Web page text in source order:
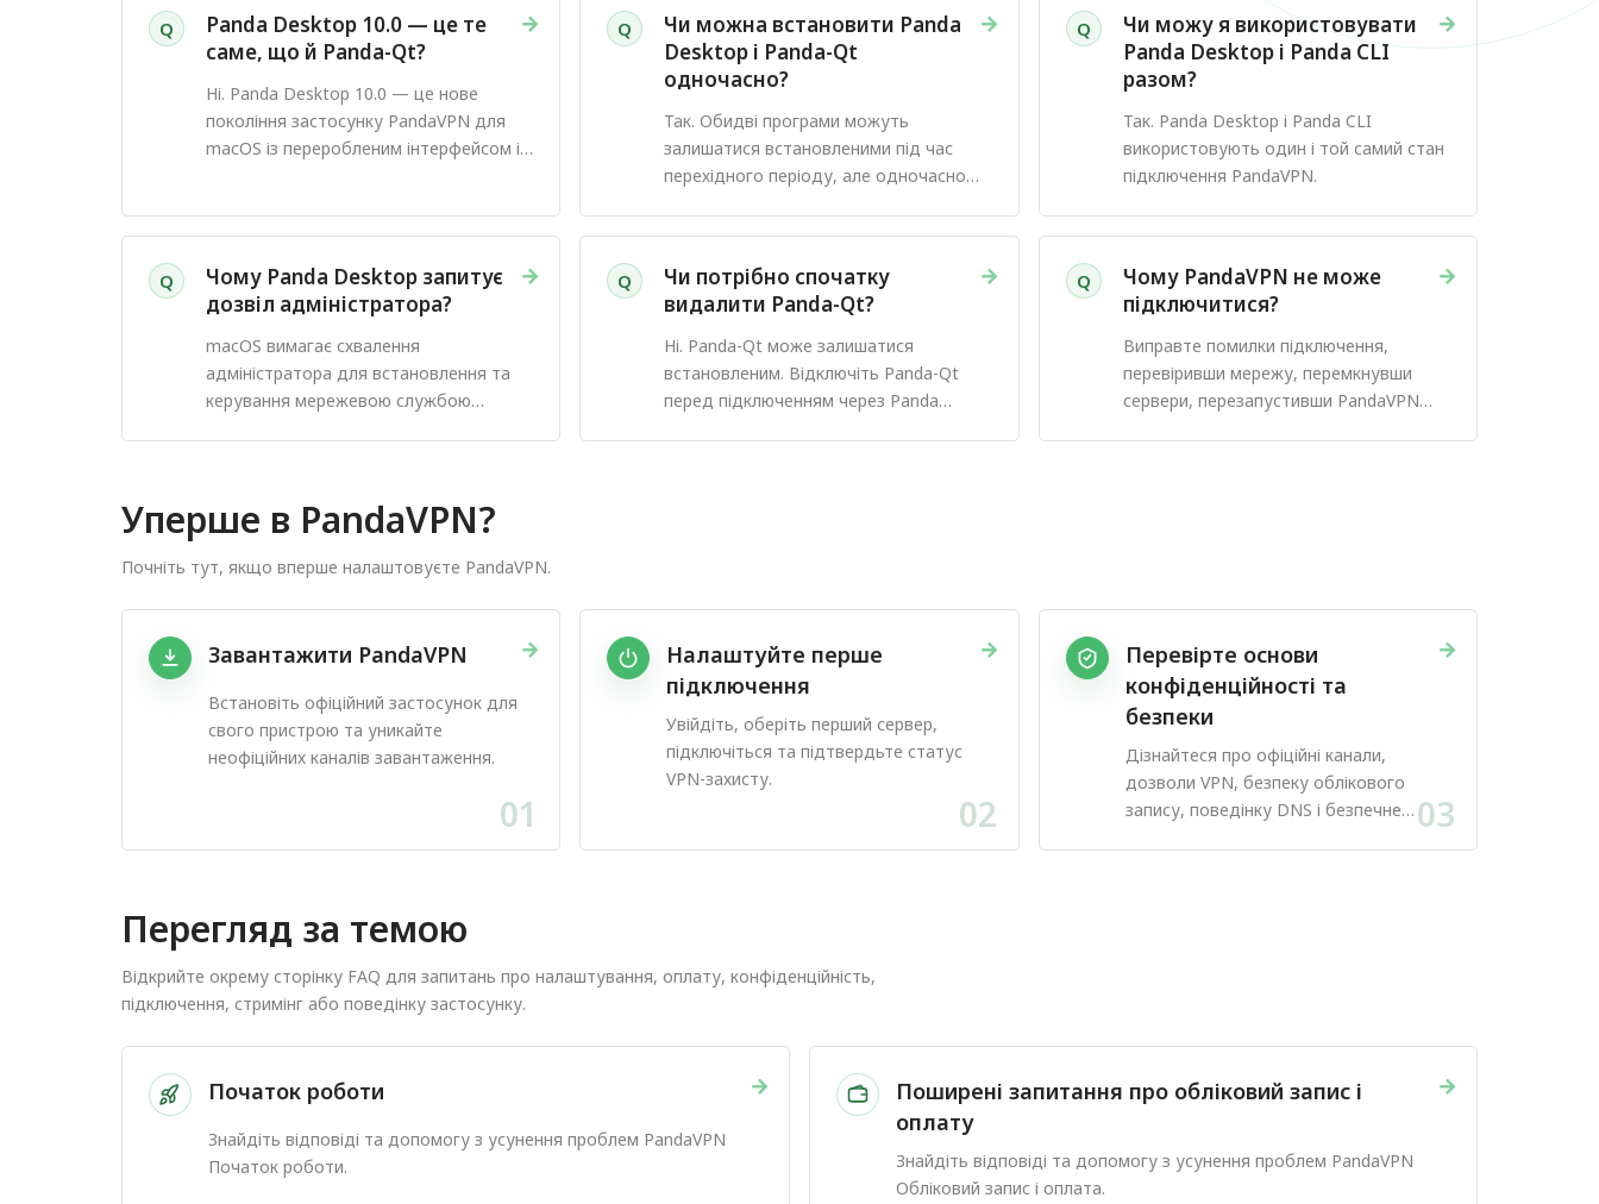
Q →
Panda Desktop 10.0 — це те
саме, що й Panda-Qt?
Ні. Panda Desktop 10.0 — це нове
покоління застосунку PandaVPN для
macOS із переробленим інтерфейсом і
Q →
Чи можна встановити Panda
Desktop і Panda-Qt
одночасно?
Так. Обидві програми можуть
залишатися встановленими під час
перехідного періоду, але одночасно
клієнт PandaVPN.
Q →
Чи можу я використовувати
Panda Desktop і Panda CLI
разом?
Так. Panda Desktop і Panda CLI
використовують один і той самий стан
підключення PandaVPN.
Q →
Чому Panda Desktop запитує
дозвіл адміністратора?
macOS вимагає схвалення
адміністратора для встановлення та
керування мережевою службою
Q →
Чи потрібно спочатку
видалити Panda-Qt?
Ні. Panda-Qt може залишатися
встановленим. Відключіть Panda-Qt
перед підключенням через Panda
Q →
Чому PandaVPN не може
підключитися?
Виправте помилки підключення,
перевіривши мережу, перемкнувши
сервери, перезапустивши PandaVPN
Уперше в PandaVPN?
Почніть тут, якщо вперше налаштовуєте PandaVPN.
→
Завантажити PandaVPN
Встановіть офіційний застосунок для
свого пристрою та уникайте
неофіційних каналів завантаження.
01
→
Налаштуйте перше
підключення
Увійдіть, оберіть перший сервер,
підключіться та підтвердьте статус
VPN-захисту.
02
→
Перевірте основи
конфіденційності та
безпеки
Дізнайтеся про офіційні канали,
дозволи VPN, безпеку облікового
запису, поведінку DNS і безпечне
03
Перегляд за темою
Відкрийте окрему сторінку FAQ для запитань про налаштування, оплату, конфіденційність,
підключення, стримінг або поведінку застосунку.
→
Початок роботи
Знайдіть відповіді та допомогу з усунення проблем PandaVPN
Початок роботи.
→
Поширені запитання про обліковий запис і
оплату
Знайдіть відповіді та допомогу з усунення проблем PandaVPN
Обліковий запис і оплата.